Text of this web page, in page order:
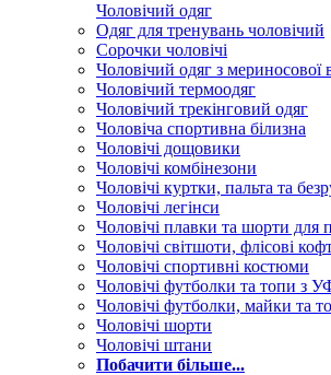
Чоловічий одяг
Одяг для тренувань чоловічий
Сорочки чоловічі
Чоловічий одяг з мериносової
Чоловічий термоодяг
Чоловічий трекінговий одяг
Чоловіча спортивна білизна
Чоловічі дощовики
Чоловічі комбінезони
Чоловічі куртки, пальта та
Чоловічі легінси
Чоловічі плавки та шорти для
Чоловічі світшоти, флісові
Чоловічі спортивні костюми
Чоловічі футболки та топи з
Чоловічі футболки, майки та
Чоловічі шорти
Чоловічі штани
Побачити більше...